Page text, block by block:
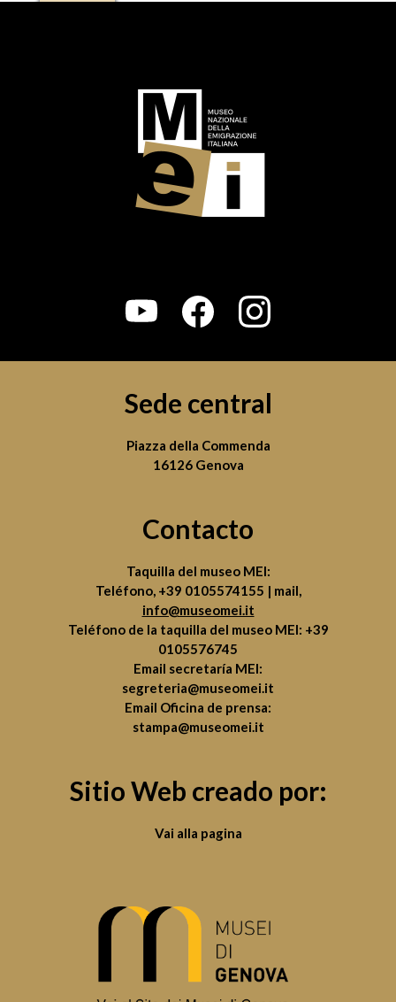
Sede central
Piazza della Commenda
16126 Genova
Contacto
Taquilla del museo MEI:
Teléfono, +39 0105574155 | mail,
info@museomei.it
Teléfono de la taquilla del museo MEI: +39
0105576745
Email secretaría MEI:
segreteria@museomei.it
Email Oficina de prensa:
stampa@museomei.it
Sitio Web creado por:
Vai alla pagina